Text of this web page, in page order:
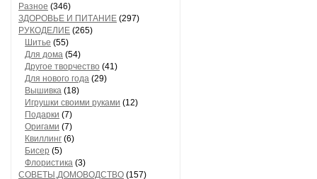
Разное (346)
ЗДОРОВЬЕ И ПИТАНИЕ (297)
РУКОДЕЛИЕ (265)
Шитье (55)
Для дома (54)
Другое творчество (41)
Для нового года (29)
Вышивка (18)
Игрушки своими руками (12)
Подарки (7)
Оригами (7)
Квиллинг (6)
Бисер (5)
Флористика (3)
СОВЕТЫ,ДОМОВОДСТВО (157)